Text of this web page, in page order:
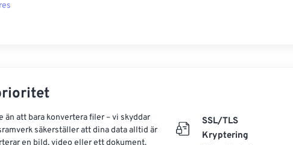
än att bara konvertera filer – vi skyddar
säkerställer att dina data alltid är
en bild, video eller ett dokument.
SSL/TLS
Kryptering